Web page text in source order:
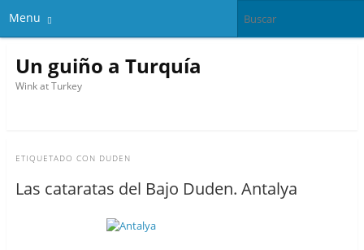
Menu
Un guiño a Turquía
Wink at Turkey
ETIQUETADO CON DUDEN
Las cataratas del Bajo Duden. Antalya